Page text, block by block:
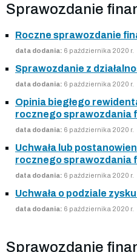
Sprawozdanie
Roczne sprawozdanie
data dodania: 6 października 2020 r.
Sprawozdanie z
data dodania: 6 października 2020 r.
Opinia biegłego
rocznego sprawozdania
data dodania: 6 października 2020 r.
Uchwała lub
rocznego sprawozdania
data dodania: 6 października 2020 r.
Uchwała o podziale
data dodania: 6 października 2020 r.
Sprawozdanie